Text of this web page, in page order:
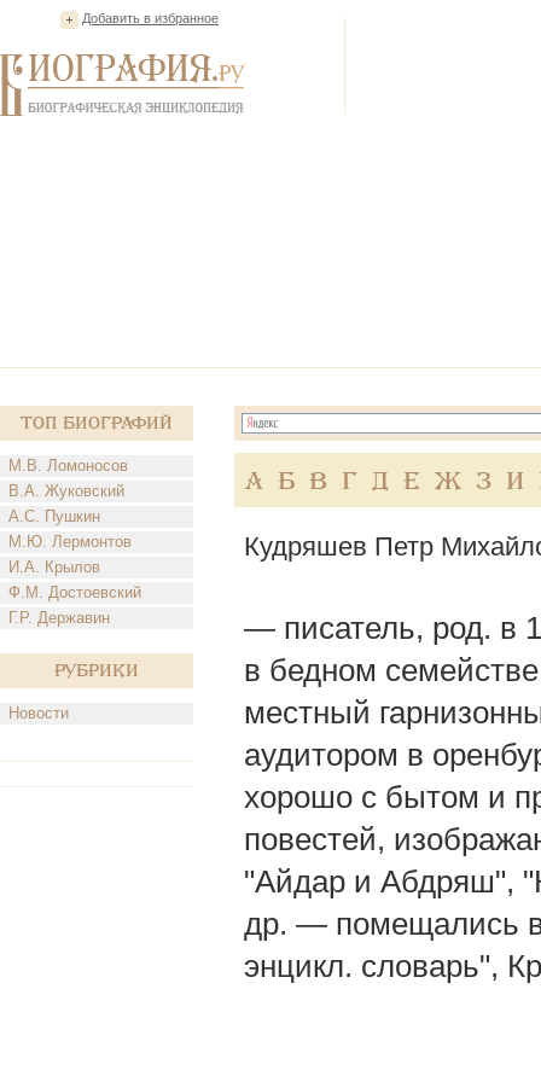
Добавить в избранное
Топ Биографий
М.В. Ломоносов
В.А. Жуковский
А.С. Пушкин
М.Ю. Лермонтов
И.А. Крылов
Ф.М. Достоевский
Г.Р. Державин
Рубрики
Новости
А Б В Г Д Е Ж З И
Кудряшев Петр
— писатель, род. в
в бедном
местный
аудитором в
хорошо с бытом и
повестей,
"Айдар и Абдряш",
др. — помещались в
энцикл. словарь",